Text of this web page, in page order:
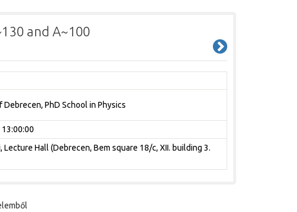
and A~100
Debrecen, PhD School in Physics
Lecture Hall (Debrecen, Bem square 18/c, XII. building 3.